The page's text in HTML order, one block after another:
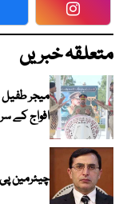
متعلقہ خبریں
افواج کے
چیئرمین پی